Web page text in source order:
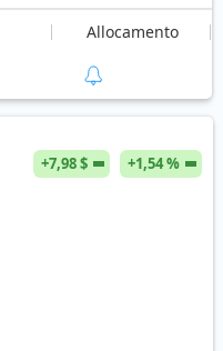
Allocamento
+7,98 $
+1,54 %